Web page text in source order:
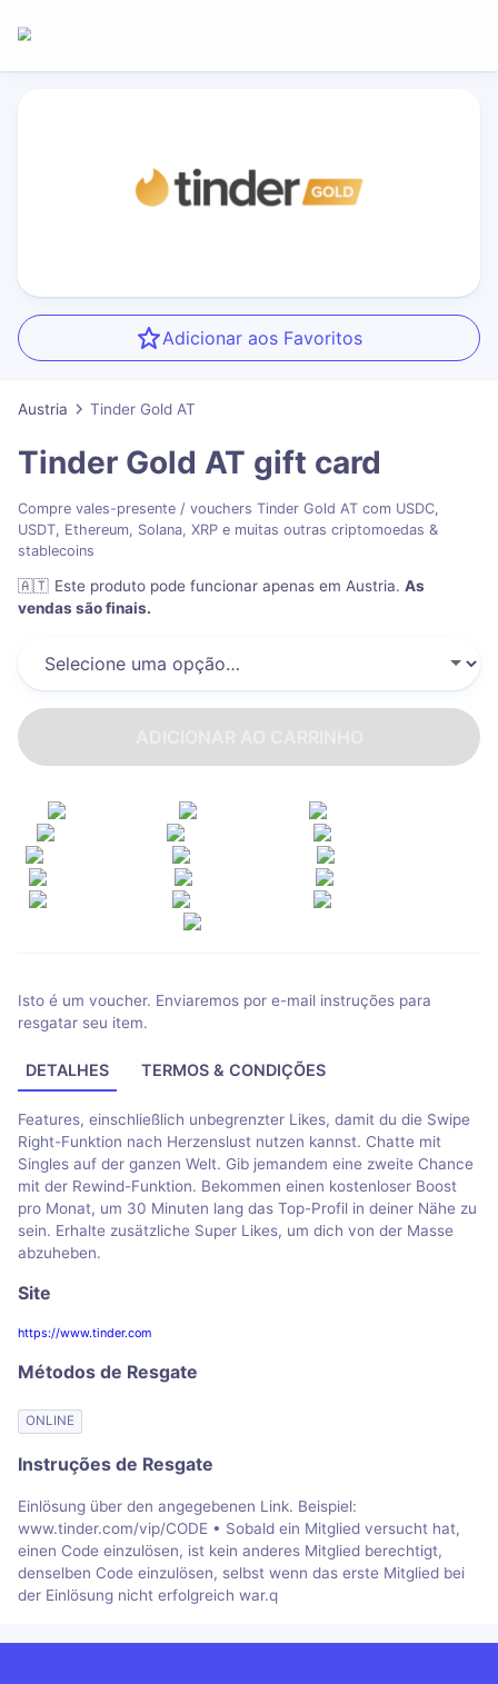
Adicionar aos Favoritos
Austria Tinder Gold AT
Tinder Gold AT gift card
Compre vales-presente / vouchers Tinder Gold AT com USDC,
USDT, Ethereum, Solana, XRP e muitas outras criptomoedas &
stablecoins
🇦🇹 Este produto pode funcionar apenas em Austria. As
vendas são finais.
Isto é um voucher. Enviaremos por e-mail instruções para
resgatar seu item.
DETALHES TERMOS & CONDIÇÕES
Features, einschließlich unbegrenzter Likes, damit du die Swipe
Right-Funktion nach Herzenslust nutzen kannst. Chatte mit
Singles auf der ganzen Welt. Gib jemandem eine zweite Chance
mit der Rewind-Funktion. Bekommen einen kostenloser Boost
pro Monat, um 30 Minuten lang das Top-Profil in deiner Nähe zu
sein. Erhalte zusätzliche Super Likes, um dich von der Masse
abzuheben.
Site
https://www.tinder.com
Métodos de Resgate
ONLINE
Instruções de Resgate
Einlösung über den angegebenen Link. Beispiel:
www.tinder.com/vip/CODE • Sobald ein Mitglied versucht hat,
einen Code einzulösen, ist kein anderes Mitglied berechtigt,
denselben Code einzulösen, selbst wenn das erste Mitglied bei
der Einlösung nicht erfolgreich war.q